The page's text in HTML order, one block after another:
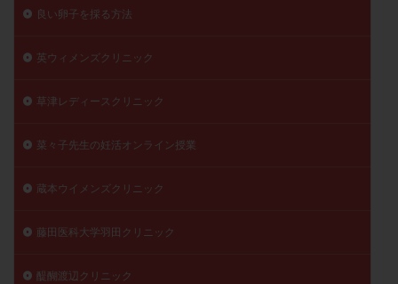
良い卵子を採る方法
英ウィメンズクリニック
草津レディースクリニック
菜々子先生の妊活オンライン授業
蔵本ウイメンズクリニック
藤田医科大学羽田クリニック
醍醐渡辺クリニック